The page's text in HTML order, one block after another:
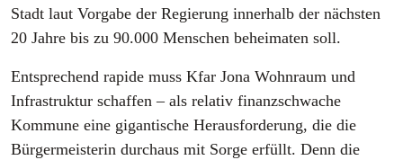
Stadt laut Vorgabe der Regierung innerhalb der nächsten
20 Jahre bis zu 90.000 Menschen beheimaten soll.
Entsprechend rapide muss Kfar Jona Wohnraum und
Infrastruktur schaffen – als relativ finanzschwache
Kommune eine gigantische Herausforderung, die die
Bürgermeisterin durchaus mit Sorge erfüllt. Denn die